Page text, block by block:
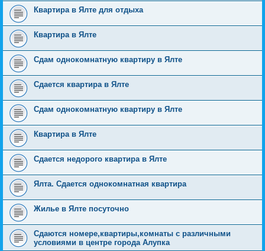
Квартира в Ялте для отдыха
Квартира в Ялте
Сдам однокомнатную квартиру в Ялте
Сдается квартира в Ялте
Сдам однокомнатную квартиру в Ялте
Квартира в Ялте
Сдается недорого квартира в Ялте
Ялта. Сдается однокомнатная квартира
Жилье в Ялте посуточно
Сдаются номере,квартиры,комнаты с различными
условиями в центре города Алупка